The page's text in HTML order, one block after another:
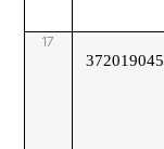
17
372019045